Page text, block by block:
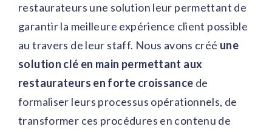
restaurateurs une solution leur permettant de
garantir la meilleure expérience client possible
au travers de leur staff. Nous avons créé une
solution clé en main permettant aux
restaurateurs en forte croissance de
formaliser leurs processus opérationnels, de
transformer ces procédures en contenu de